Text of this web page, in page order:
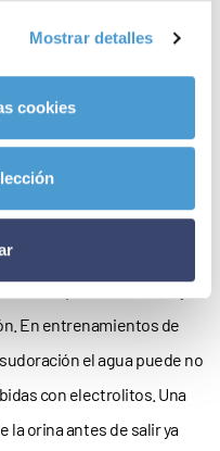
Mostrar detalles
cookies
bloque de entrenamiento.
series, más
de intensidad más
bajar el ritmo previsto
suele aparecer cuando ya
En entrenamientos de
el agua puede no
con electrolitos. Una
la orina antes de salir ya